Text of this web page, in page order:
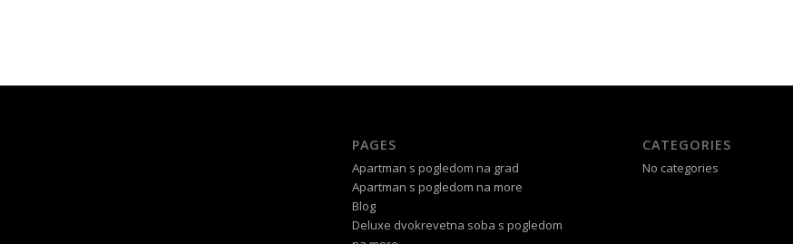
PAGES
Apartman s pogledom na grad
Apartman s pogledom na more
Blog
Deluxe dvokrevetna soba s pogledom
CATEGORIES
No categories